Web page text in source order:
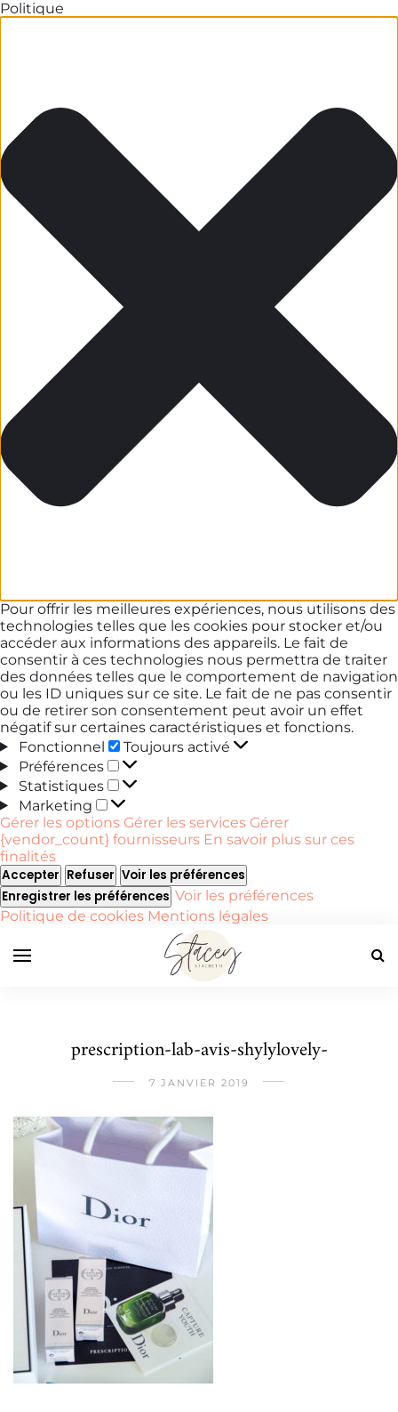
Politique
Pour offrir les meilleures expériences, nous utilisons des
technologies telles que les cookies pour stocker et/ou
accéder aux informations des appareils. Le fait de
consentir à ces technologies nous permettra de traiter
des données telles que le comportement de navigation
ou les ID uniques sur ce site. Le fait de ne pas consentir
ou de retirer son consentement peut avoir un effet
négatif sur certaines caractéristiques et fonctions.
Fonctionnel
Fonctionnel
Toujours activé
Préférences
Préférences
Statistiques
Statistiques
Marketing
Marketing
Gérer les options Gérer les services Gérer
{vendor_count} fournisseurs En savoir plus sur ces
finalités
Accepter Refuser Voir les préférences
Enregistrer les préférences Voir les préférences
Politique de cookies Mentions légales
prescription-lab-avis-shylylovely-
7 JANVIER 2019